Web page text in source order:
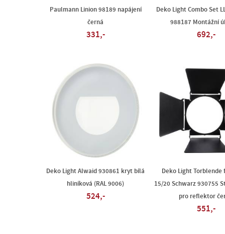
Paulmann Linion 98189 napájení
černá
331,-
Deko Light Combo Set
988187 Montážní
692,-
Deko Light Alwaid 930861 kryt bílá
hliníková (RAL 9006)
524,-
Deko Light Torblende
15/20 Schwarz 930755
pro reflektor
551,-